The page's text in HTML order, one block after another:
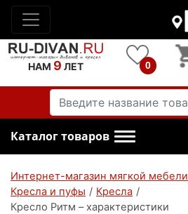
НАМ 9 ЛЕТ 0
Каталог товаров
Интернет-магазин мягкой мебели
Кресла и пуфы / Кресла /
Кресло Ритм – характеристики